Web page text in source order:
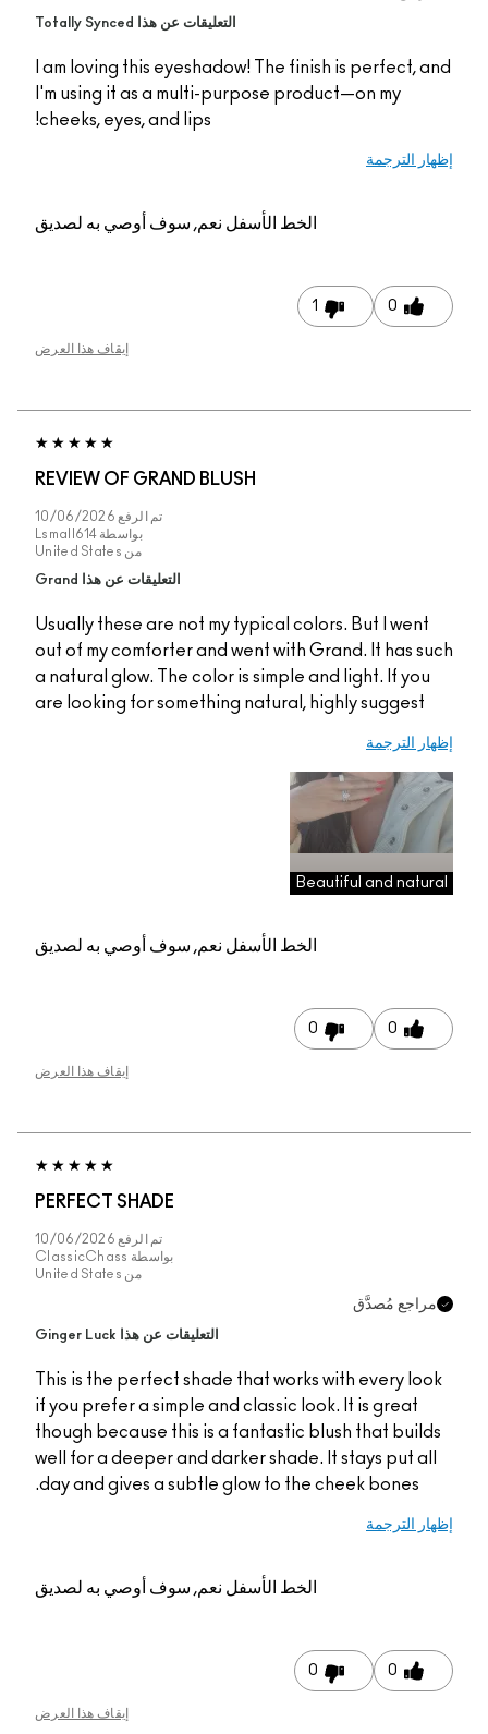
التعليقات عن هذا Totally Synced
I am loving this eyeshadow! The finish is perfect,
I'm using it as a multi-purpose product—on my
cheeks, eyes, and lips!
الترجمة
الخط الأسفلنعم, سوف أوصي به لصديق
0
1
إيقاف هذا العرض
REVIEW OF GRAND BLUSH
10/06/2026
Lsmall614
United States
التعليقات عن هذا Grand
Usually these are not my typical colors. But I went
out of my comforter and went with Grand. It has
a natural glow. The color is simple and light. If you
are looking for something natural, highly suggest
الترجمة
Beautiful and
الخط الأسفلنعم, سوف أوصي به لصديق
0
0
إيقاف هذا العرض
PERFECT SHADE
10/06/2026
ClassicChass
United States
مُصدَّق
التعليقات عن هذا Ginger Luck
This is the perfect shade that works with every
if you prefer a simple and classic look. It is great
though because this is a fantastic blush that
well for a deeper and darker shade. It stays put
day and gives a subtle glow to the cheek bones.
الترجمة
الخط الأسفلنعم, سوف أوصي به لصديق
0
0
إيقاف هذا العرض